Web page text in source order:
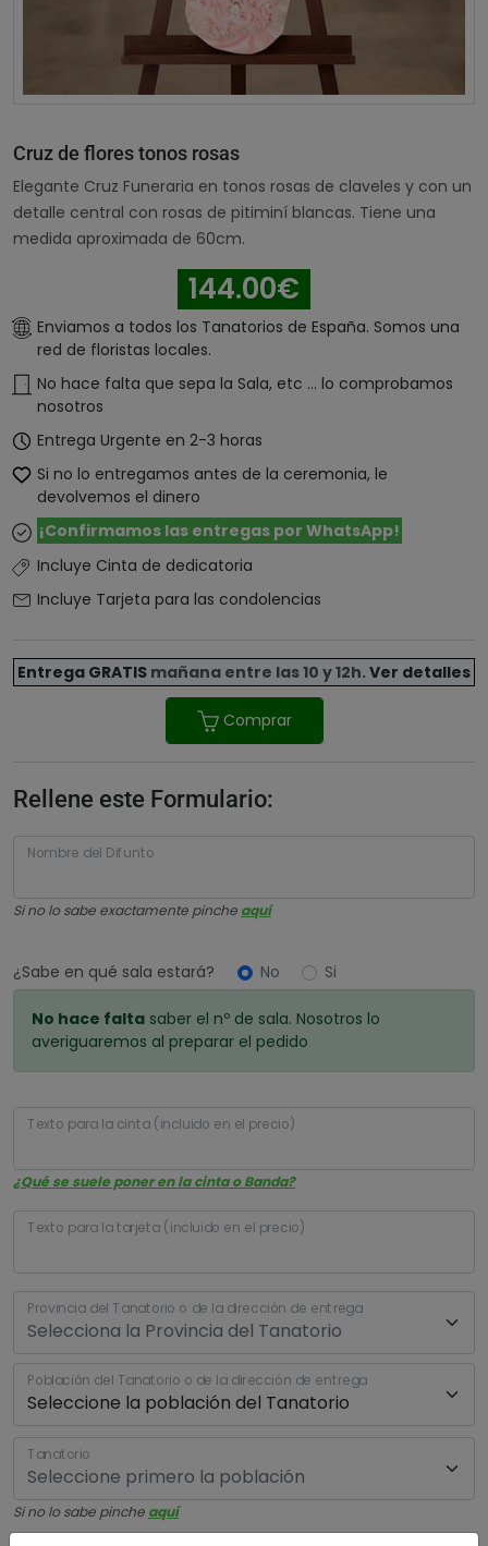
Cruz de flores tonos rosas
Elegante Cruz Funeraria en tonos rosas de claveles y con un
detalle central con rosas de pitiminí blancas. Tiene una
medida aproximada de 60cm.
144.00€
Enviamos a todos los Tanatorios de España. Somos una
red de floristas locales.
No hace falta que sepa la Sala, etc ... lo comprobamos
nosotros
Entrega Urgente en 2-3 horas
Si no lo entregamos antes de la ceremonia, le
devolvemos el dinero
¡Confirmamos las entregas por WhatsApp!
Incluye Cinta de dedicatoria
Incluye Tarjeta para las condolencias
Entrega GRATIS mañana entre las 10 y 12h. Ver detalles
Comprar
Rellene este Formulario:
Nombre del Difunto
Si no lo sabe exactamente pinche aquí
¿Sabe en qué sala estará? No Si
No hace falta saber el nº de sala. Nosotros lo
averiguaremos al preparar el pedido
Texto para la cinta (incluido en el precio)
¿Qué se suele poner en la cinta o Banda?
Texto para la tarjeta (incluido en el precio)
Provincia del Tanatorio o de la dirección de entrega
Población del Tanatorio o de la dirección de entrega
Tanatorio
Si no lo sabe pinche aquí